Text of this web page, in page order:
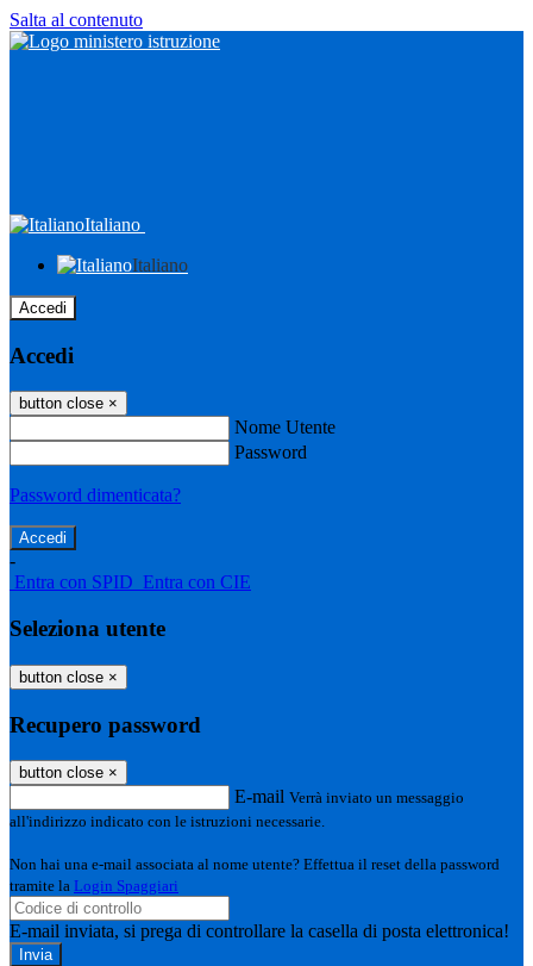
Salta al contenuto
Italiano
Italiano
Accedi
Accedi
button close ×
Nome Utente
Password
Password dimenticata?
-
Entra con SPID Entra con CIE
Seleziona utente
button close ×
Recupero password
button close ×
E-mail Verrà inviato un messaggio
all'indirizzo indicato con le istruzioni necessarie.
Non hai una e-mail associata al nome utente? Effettua il reset della password
tramite la Login Spaggiari
E-mail inviata, si prega di controllare la casella di posta elettronica!